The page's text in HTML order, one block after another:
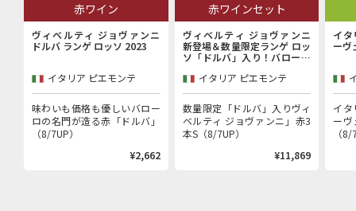
赤ワイン
ヴィベルティ ジョヴァンニ
ドルバ ランゲ ロッソ 2023
イタリア ピエモンテ
味わいも価格も優しいバロー
ロの名門が造る赤「ドルバ」
（8/7UP）
¥2,662
赤ワインセット
ヴィベルティ ジョヴァンニ
新登場＆数量限定ランゲ ロッ
ソ「ドルバ」入り！バローロ
産者「ヴィベルティ ジョヴァ
ンニ」赤3本セット
イタリア ピエモンテ
数量限定「ドルバ」入りヴィ
ベルティ ジョヴァンニ」赤3
本S（8/7UP）
¥11,869
イタ
ーヴ
イタ
ー
（